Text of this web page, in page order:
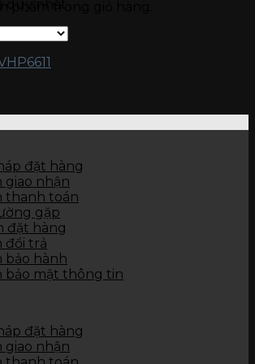
tường
nung kết Vasta 120 x 280
kích thước 80 x 120
kích thước 60 x 120
kích thước 40 x 80
kích thước 40 x 60
kích thước 30 x 60
kích thước 30 x 45
kích thước 25 x 50
kích thước 25 x 40
kích thước 10 x 30
vệ sinh
cầu
rửa
đặt hàng
giao nhận
thanh toán
gặp
đặt hàng
đổi trả
bảo hành
bảo mật thông tin
đặt hàng
giao nhận